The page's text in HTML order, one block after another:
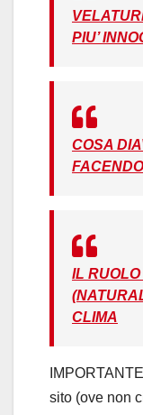
PIU’
COSA
IL
CLIMA
sito (ove non